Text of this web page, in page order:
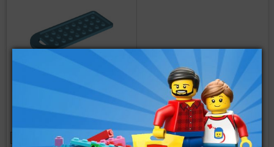
LEGO® Dots
Porte Clef -
Support -
Etiquette Sac -
3,99€